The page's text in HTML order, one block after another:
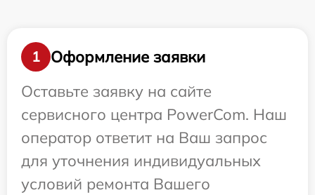
1
Оформление заявки
Оставьте заявку на сайте
сервисного центра PowerCom. Наш
оператор ответит на Ваш запрос
для уточнения индивидуальных
условий ремонта Вашего